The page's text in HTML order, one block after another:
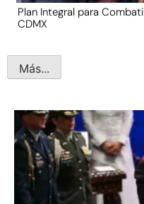
Plan Integral para
CDMX
Más...